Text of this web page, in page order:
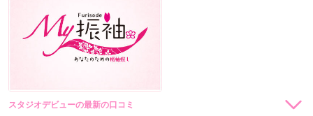
スタジオデビューの最新の口コミ